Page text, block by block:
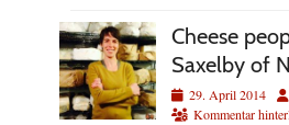
Cheese
Saxelby of
Veröffentlicht
am
29. April 2014
Kommentar